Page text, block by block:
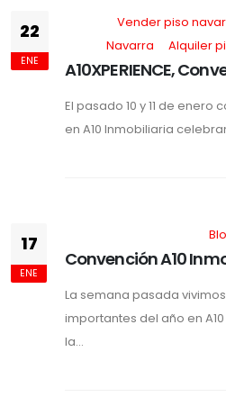
22
ENE
Vender piso
Navarra
Alquiler
A10XPERIENCE,
El pasado 10 y 11 de
en A10 Inmobiliaria
17
ENE
Convención A10
La semana pasada
importantes del año en
la...